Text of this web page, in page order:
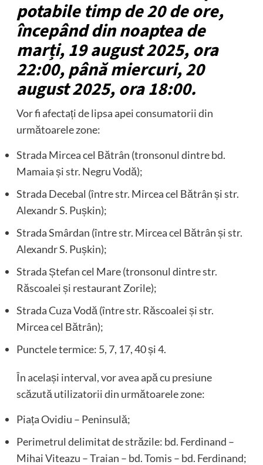
potabile timp de 20 de ore,
începând din noaptea de
marți, 19 august 2025, ora
22:00, până miercuri, 20
august 2025, ora 18:00.
Vor fi afectați de lipsa apei consumatorii din
următoarele zone:
Strada Mircea cel Bătrân (tronsonul dintre bd.
Mamaia și str. Negru Vodă);
Strada Decebal (între str. Mircea cel Bătrân și str.
Alexandr S. Pușkin);
Strada Smârdan (între str. Mircea cel Bătrân și str.
Alexandr S. Pușkin);
Strada Ștefan cel Mare (tronsonul dintre str.
Răscoalei și restaurant Zorile);
Strada Cuza Vodă (între str. Răscoalei și str.
Mircea cel Bătrân);
Punctele termice: 5, 7, 17, 40 și 4.
În același interval, vor avea apă cu presiune
scăzută utilizatorii din următoarele zone:
Piața Ovidiu – Peninsulă;
Perimetrul delimitat de străzile: bd. Ferdinand –
Mihai Viteazu – Traian – bd. Tomis – bd. Ferdinand;